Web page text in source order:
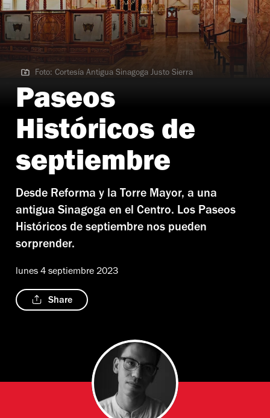
Foto: Cortesía Antigua Sinagoga Justo Sierra
Foto: Cortesía Antigua Sinagoga Justo Sierra
Paseos
Históricos de
septiembre
Desde Reforma y la Torre Mayor, a una
antigua Sinagoga en el Centro. Los Paseos
Históricos de septiembre nos pueden
sorprender.
lunes 4 septiembre 2023
Share